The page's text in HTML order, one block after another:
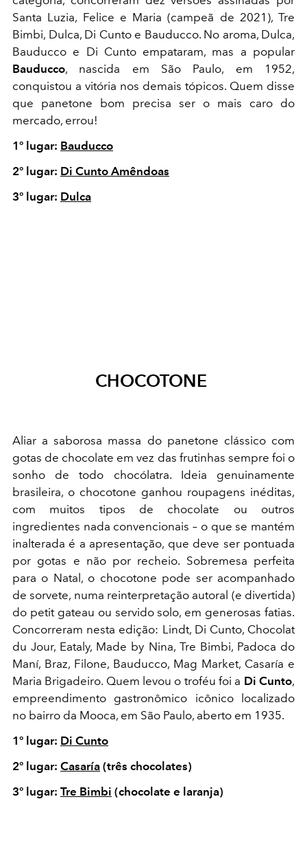
Santa Luzia, Felice e Maria (campeã de 2021 ), Tre
Bimbi, Dulca, Di Cunto e Bauducco. No aroma, Dulca,
Bauducco e Di Cunto empataram, mas a popular
Bauducco, nascida em São Paulo, em 1952,
conquistou a vitória nos demais tópicos. Quem disse
que panetone bom precisa ser o mais caro do
mercado, errou!
1º lugar: Bauducco
2º lugar: Di Cunto Amêndoas
3º lugar: Dulca
CHOCOTONE
Aliar a saborosa massa do panetone clássico com
gotas de chocolate em vez das frutinhas sempre foi o
sonho de todo chocólatra. Ideia genuinamente
brasileira, o chocotone ganhou roupagens inéditas,
com muitos tipos de chocolate ou outros
ingredientes nada convencionais – o que se mantém
inalterada é a apresentação, que deve ser pontuada
por gotas e não por recheio. Sobremesa perfeita
para o Natal, o chocotone pode ser acompanhado
de sorvete, numa reinterpretação autoral (e divertida)
do petit gateau ou servido solo, em generosas fatias.
Concorreram nesta edição: Lindt, Di Cunto, Chocolat
du Jour, Eataly, Made by Nina, Tre Bimbi, Padoca do
Maní, Braz, Filone, Bauducco, Mag Market, Casaría e
Maria Brigadeiro. Quem levou o troféu foi a Di Cunto,
empreendimento gastronômico icônico localizado
no bairro da Mooca, em São Paulo, aberto em 1935.
1º lugar: Di Cunto
2º lugar: Casaría (três chocolates)
3º lugar: Tre Bimbi (chocolate e laranja)